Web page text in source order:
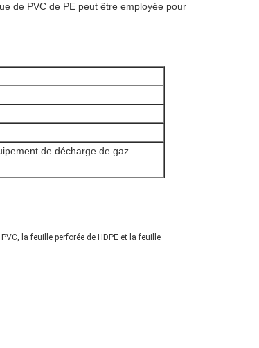
de PVC de PE peut être employée pour
de décharge de gaz
la feuille perforée de HDPE et la feuille